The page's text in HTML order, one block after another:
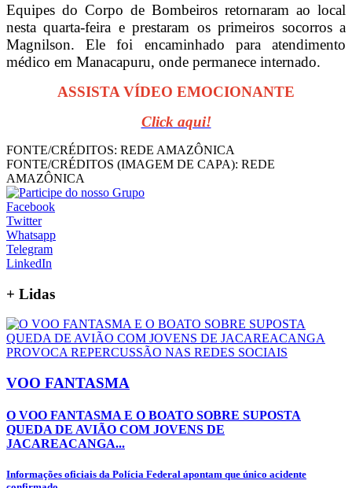
Equipes do Corpo de Bombeiros retornaram ao local
nesta quarta-feira e prestaram os primeiros socorros a
Magnilson. Ele foi encaminhado para atendimento
médico em Manacapuru, onde permanece internado.
ASSISTA VÍDEO EMOCIONANTE
Click aqui!
FONTE/CRÉDITOS: REDE AMAZÔNICA
FONTE/CRÉDITOS (IMAGEM DE CAPA): REDE
AMAZÔNICA
Facebook
Twitter
Whatsapp
Telegram
LinkedIn
+ Lidas
VOO FANTASMA
O VOO FANTASMA E O BOATO SOBRE SUPOSTA
QUEDA DE AVIÃO COM JOVENS DE
JACAREACANGA...
Informações oficiais da Polícia Federal apontam que único acidente